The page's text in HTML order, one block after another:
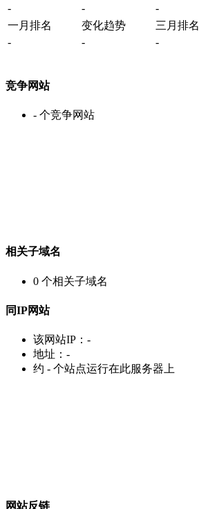
-
- -
一月排名
变化趋势 三月排名
-
- -
竞争网站
- 个竞争网站
相关子域名
0 个相关子域名
同IP网站
该网站IP： -
地址： -
约 - 个站点运行在此服务器上
网站反链